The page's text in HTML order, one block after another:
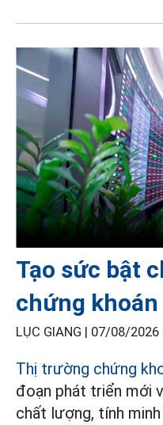
Tạo sức bật
chứng
LỤC GIANG | 07/08/2026
Thị trường chứng
đoạn phát triển mới
chất lượng, tính